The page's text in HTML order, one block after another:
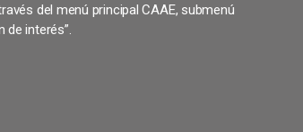
del menú principal CAAE, submenú
de interés”.